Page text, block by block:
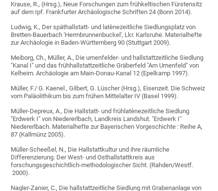
Krause, R., (Hrsg.), Neue Forschungen zum frühkeltischen Fürstensitz
auf dem Ipf. Frankfurter Archäologische Schriften 24 (Bonn 2014).
Ludwig, K., Der späthallstatt- und latènezeitliche Siedlungsplatz von
Bretten-Bauerbach 'Herrnbrunnenbuckel', Lkr. Karlsruhe. Materialhefte
zur Archäologie in Baden-Württemberg 90 (Stuttgart 2009).
Meiborg, Ch., Müller, A., Die urnenfelder- und hallstattzeitliche Siedlung
"Kanal I" und das frühhallstattzeitliche Gräberfeld "Am Urnenfeld" von
Kelheim. Archäologie am Main-Donau-Kanal 12 (Epelkamp 1997).
Müller, F./ G. Kaenel., Gilbert, G. Lüscher (Hrsg.), Eisenzeit. Die Schweiz
vom Paläolithikum bis zum frühen Mittelalter IV (Basel 1999).
Müller-Depreux, A., Die Hallstatt- und frühlatènezeitliche Siedlung
"Erdwerk I" von Niedererlbach, Landkreis Landshut. "Erdwerk I"
Niedererlbach. Materialhefte zur Bayerischen Vorgeschichte : Reihe A,
87 (Kallmünz 2005).
Müller-Scheeßel, N., Die Hallstattkultur und ihre räumliche
Differenzierung. Der West- und Osthallstattkreis aus
forschungsgeschichtlich-methodologischer Sicht. (Rahden/Westf.
2000).
Nagler-Zanier, C., Die hallstattzeitliche Siedlung mit Grabenanlage von